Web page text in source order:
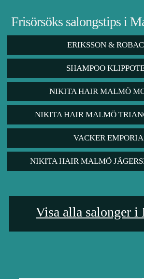
Frisörsöks salongstips i
ERIKSSON &
SHAMPOO
NIKITA HAIR MALMÖ
NIKITA HAIR MALMÖ
VACKER EMPORIA
NIKITA HAIR MALMÖ
Visa alla salonger i